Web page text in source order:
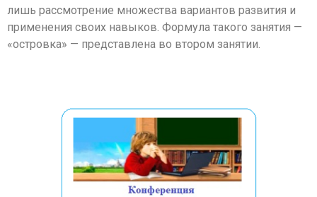
лишь рассмотрение множества вариантов развития и
применения своих навыков. Формула такого занятия —
«островка» — представлена во втором занятии.